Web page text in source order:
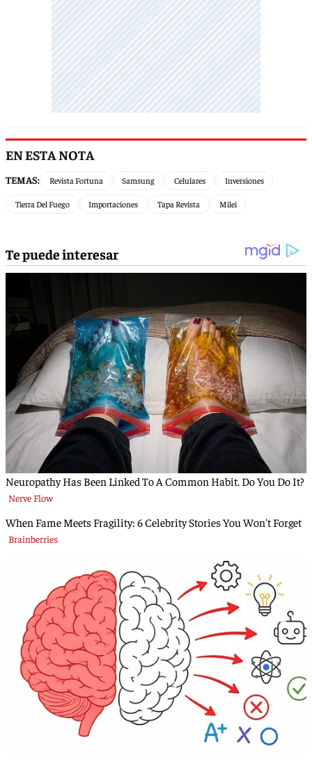
EN ESTA NOTA
TEMAS: Revista Fortuna Samsung Celulares Inversiones
Tierra Del Fuego Importaciones Tapa Revista Milei